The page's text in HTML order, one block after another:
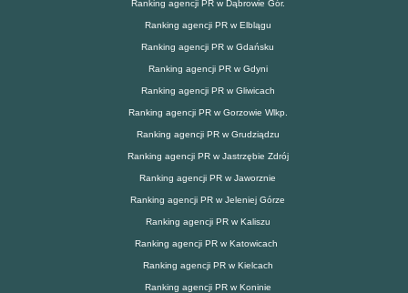
Ranking agencji PR w Dąbrowie Gór.
Ranking agencji PR w Elblągu
Ranking agencji PR w Gdańsku
Ranking agencji PR w Gdyni
Ranking agencji PR w Gliwicach
Ranking agencji PR w Gorzowie Wlkp.
Ranking agencji PR w Grudziądzu
Ranking agencji PR w Jastrzębie Zdrój
Ranking agencji PR w Jaworznie
Ranking agencji PR w Jeleniej Górze
Ranking agencji PR w Kaliszu
Ranking agencji PR w Katowicach
Ranking agencji PR w Kielcach
Ranking agencji PR w Koninie